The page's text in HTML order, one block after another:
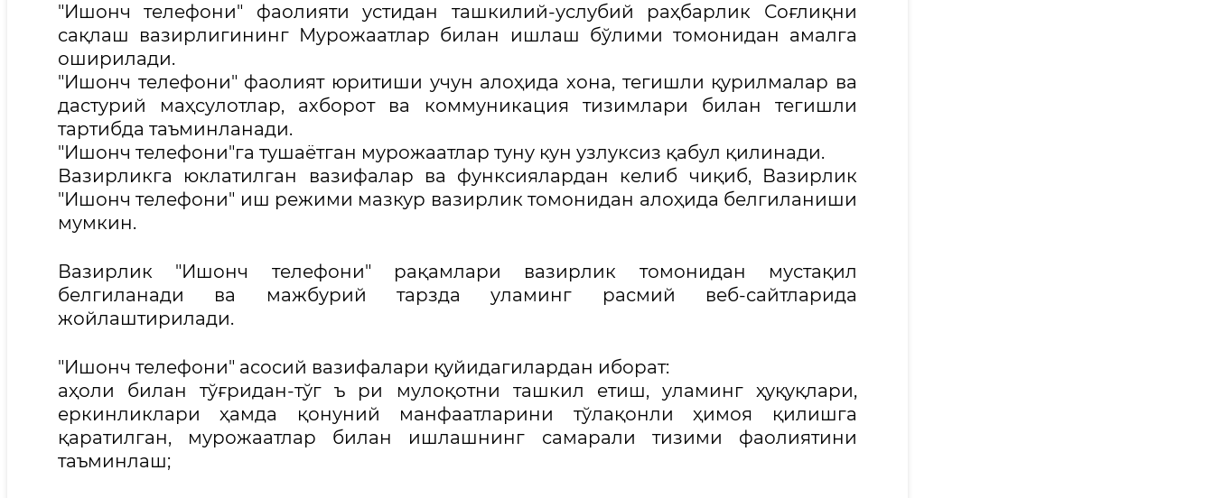
"Ишонч телефони" фаолияти устидан ташкилий-услубий раҳбарлик Соғлиқни
сақлаш вазирлигининг Мурожаатлар билан ишлаш бўлими томонидан амалга
оширилади.
"Ишонч телефони" фаолият юритиши учун алоҳида хона, тегишли қурилмалар ва
дастурий маҳсулотлар, ахборот ва коммуникация тизимлари билан тегишли
тартибда таъминланади.
"Ишонч телефони"га тушаётган мурожаатлар туну кун узлуксиз қабул қилинади.
Вазирликга юклатилган вазифалар ва функсиялардан келиб чиқиб, Вазирлик
"Ишонч телефони" иш режими мазкур вазирлик томонидан алоҳида белгиланиши
мумкин.
Вазирлик "Ишонч телефони" рақамлари вазирлик томонидан мустақил
белгиланади ва мажбурий тарзда уламинг расмий веб-сайтларида
жойлаштирилади.
"Ишонч телефони" асосий вазифалари қуйидагилардан иборат:
аҳоли билан тўғридан-тўг ъ ри мулоқотни ташкил етиш, уламинг ҳуқуқлари,
еркинликлари ҳамда қонуний манфаатларини тўлақонли ҳимоя қилишга
қаратилган, мурожаатлар билан ишлашнинг самарали тизими фаолиятини
таъминлаш;